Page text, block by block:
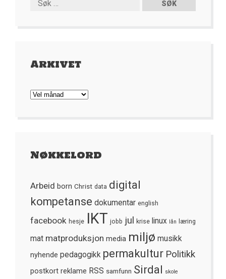
Arkivet
Arkivet
Nøkkelord
Arbeid born Christ data digital
kompetanse dokumentar english
facebook hesje IKT jobb jul krise linux lån læring
mat matproduksjon media miljø musikk
nyhende pedagogikk permakultur Politikk
postkort reklame RSS samfunn Sirdal skole